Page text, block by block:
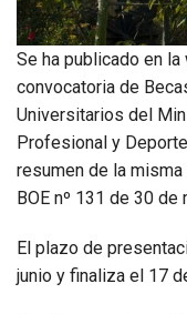
Se ha publicado en
convocatoria de
Universitarios del
Profesional y
resumen de la
BOE nº 131 de 30 de
El plazo de
junio y finaliza el 17